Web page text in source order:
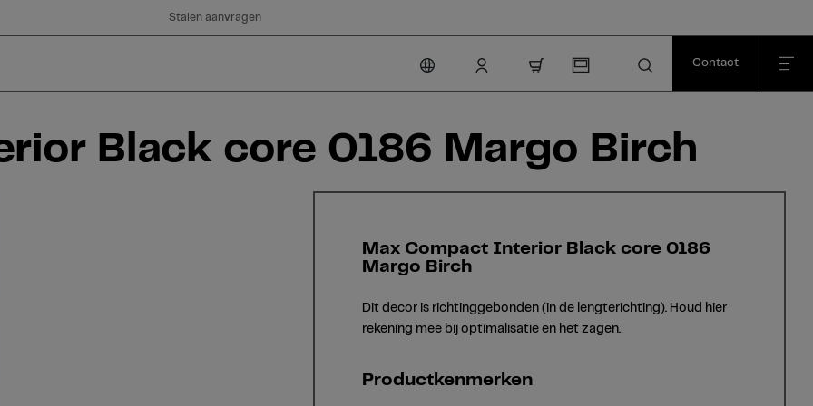
Stalen aanvragen
Contact
Black core 0186 Margo Birch
Max Compact Interior Black core 0186
Margo Birch
Dit decor is richtinggebonden (in de lengterichting). Houd hier
rekening mee bij optimalisatie en het zagen.
Productkenmerken